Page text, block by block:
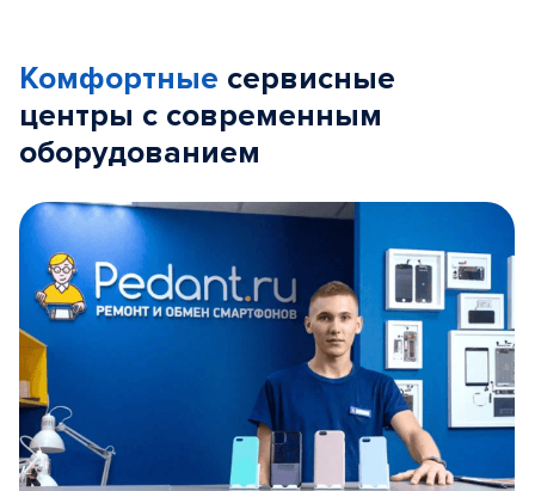
Комфортные сервисные
центры с современным
оборудованием